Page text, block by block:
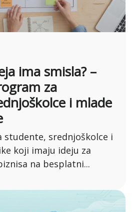
ima smisla? –
za
i mlade
studente, srednjoškolce i
koji imaju ideju za
na besplatni...